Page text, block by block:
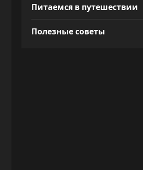
Питаемся в путешествии
Полезные советы